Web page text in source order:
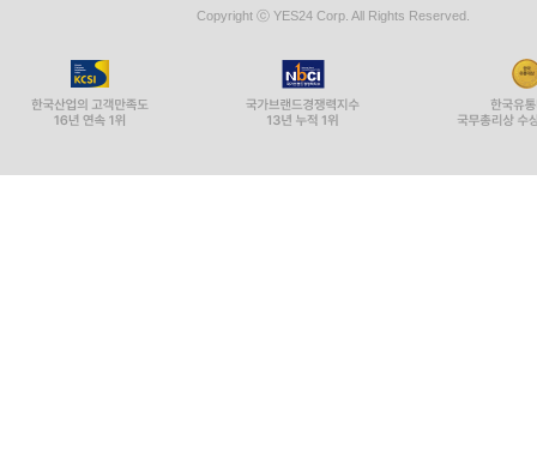
Copyright ⓒ YES24 Corp. All Rights Reserved.